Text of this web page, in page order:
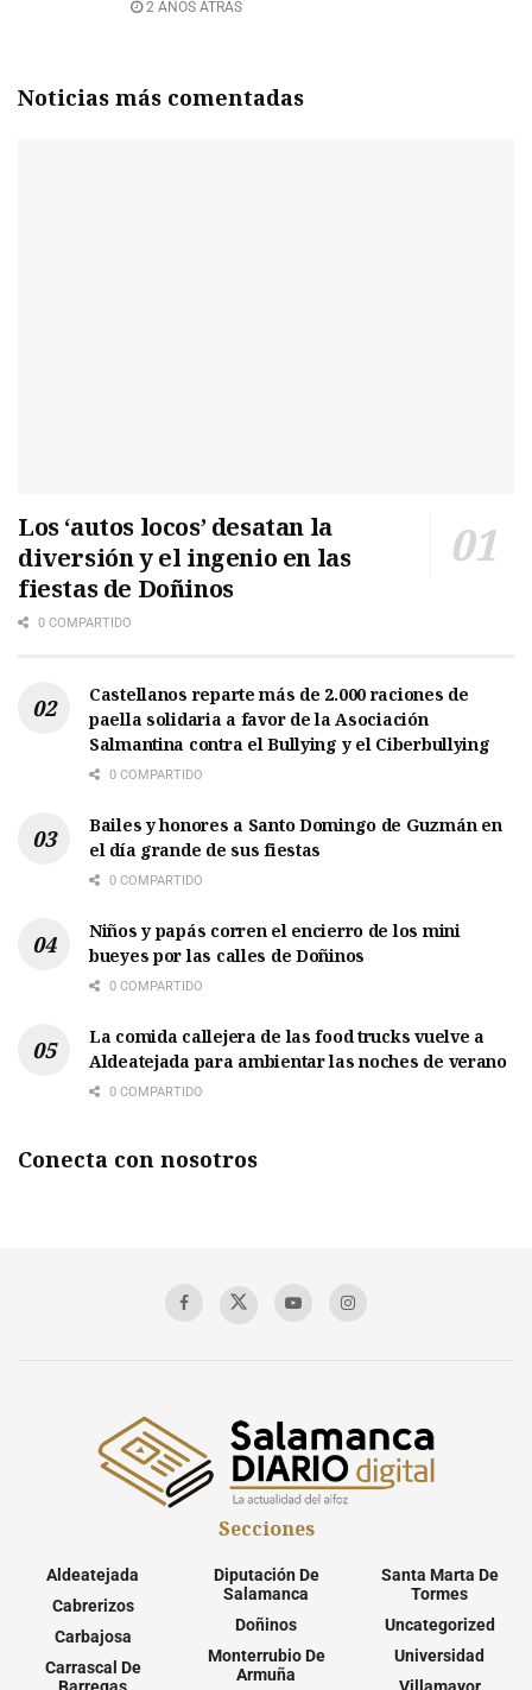
2 AÑOS ATRÁS
Noticias más comentadas
Los ‘autos locos’ desatan la
diversión y el ingenio en las
fiestas de Doñinos
0 COMPARTIDO
Castellanos reparte más de 2.000 raciones de
paella solidaria a favor de la Asociación
Salmantina contra el Bullying y el Ciberbullying
0 COMPARTIDO
Bailes y honores a Santo Domingo de Guzmán en
el día grande de sus fiestas
0 COMPARTIDO
Niños y papás corren el encierro de los mini
bueyes por las calles de Doñinos
0 COMPARTIDO
La comida callejera de las food trucks vuelve a
Aldeatejada para ambientar las noches de verano
0 COMPARTIDO
Conecta con nosotros
Secciones
Aldeatejada
Cabrerizos
Carbajosa
Carrascal De
Diputación De
Salamanca
Doñinos
Monterrubio De
Armuña
Santa Marta De
Tormes
Uncategorized
Universidad